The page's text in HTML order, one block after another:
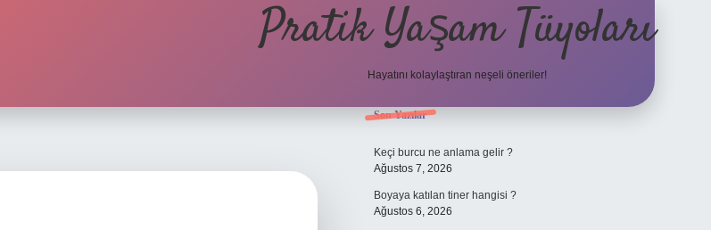
Pratik Yaşam Tüyoları
Hayatını kolaylaştıran neşeli öneriler!
Sidebar
Son Yazılar
Keçi burcu ne anlama gelir ?
Ağustos 7, 2026
Boyaya katılan tiner hangisi ?
Ağustos 6, 2026